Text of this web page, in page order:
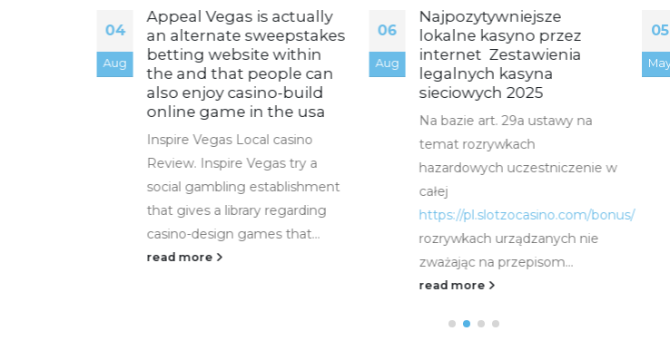
Aug
Appeal Vegas is actually
an alternate sweepstakes
betting website within
the and that people can
also enjoy casino-build
online game in the usa
Inspire Vegas Local casino
Review. Inspire Vegas try a
social gambling establishment
that gives a library regarding
casino-design games that...
read more
Aug
Najpozytywniejsze
lokalne kasyno przez
internet ️ Zestawienia
legalnych kasyna
sieciowych 2025
Na bazie art. 29a ustawy na
temat rozrywkach
hazardowych uczestniczenie w
całej
https://pl.slotzocasino.com/bonus/
rozrywkach urządzanych nie
zważając na przepisom...
read more
May